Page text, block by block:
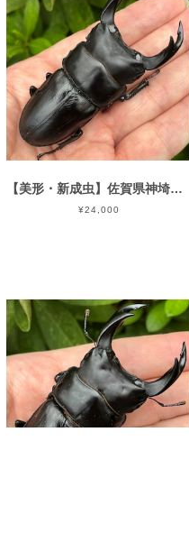
【美形・新成虫】佐賀県神埼郡神埼町産”オオクワガタペア（♂80mm） # 8052−301
¥24,000